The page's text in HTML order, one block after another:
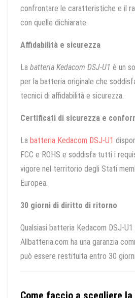
confrontare le caratteristiche e il
con quelle dichiarate.
Affidabilità e sicurezza
La batteria Kedacom DSJ-U1 è un
per la batteria originale che
tecnici di affidabilità e sicurezza.
Certificati di sicurezza e
La batteria Kedacom DSJ-U1
FCC e ROHS e soddisfa tutti i
vigore nel territorio degli Stati
Europea.
30 giorni di diritto di ritorno
Qualsiasi batteria Kedacom DSJ-
Allbatteria.com ha una garanzia
può essere restituita entro 30